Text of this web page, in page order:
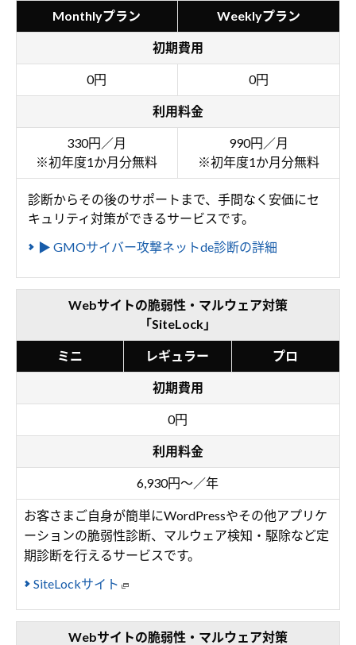
Monthlyプラン Weeklyプラン
初期費用
0円 0円
利用料金
330円／月
※初年度1か月分無料
990円／月
※初年度1か月分無料
診断からその後のサポートまで、手間なく安価にセ
キュリティ対策ができるサービスです。
▶ GMOサイバー攻撃ネットde診断の詳細
Webサイトの脆弱性・マルウェア対策
「SiteLock」
ミニ レギュラー プロ
初期費用
0円
利用料金
6,930円～／年
お客さまご自身が簡単にWordPressやその他アプリケ
ーションの脆弱性診断、マルウェア検知・駆除など定
期診断を行えるサービスです。
SiteLockサイト
Webサイトの脆弱性・マルウェア対策